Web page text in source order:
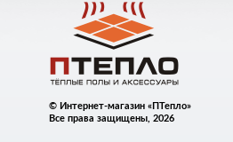
© Интернет-магазин «ПТепло»
Все права защищены, 2026